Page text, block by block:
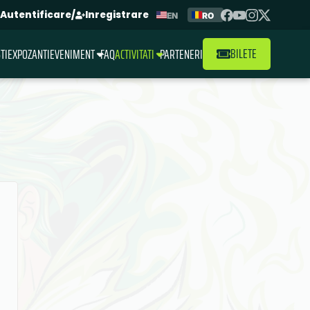
Autentificare/ Inregistrare EN RO
EXPOZANTIEVENIMENT FAQACTIVITATI PARTENERI BILETE